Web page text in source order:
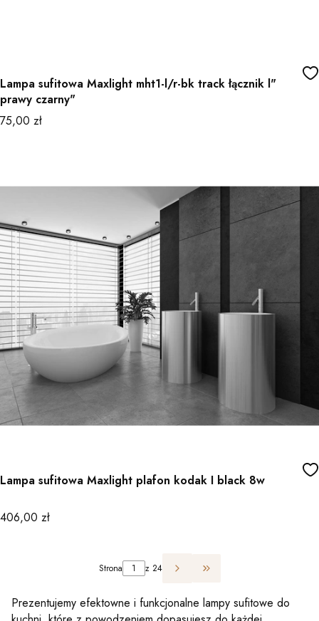
Lampa sufitowa Maxlight mht1-l/r-bk track łącznik l"
prawy czarny"
Cena
75,00 zł
Lampa sufitowa Maxlight plafon kodak I black 8w
Cena
406,00 zł
Strona z 24 Przejdź do ostatniej
Prezentujemy efektowne i funkcjonalne lampy sufitowe do